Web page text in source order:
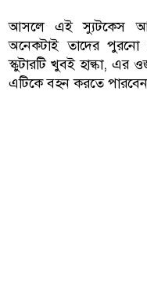
আসলে এই স্যুটকেস
অনেকটাই তাদের পুরনো
স্কুটারটি খুবই হাল্কা, এর
এটিকে বহন করতে